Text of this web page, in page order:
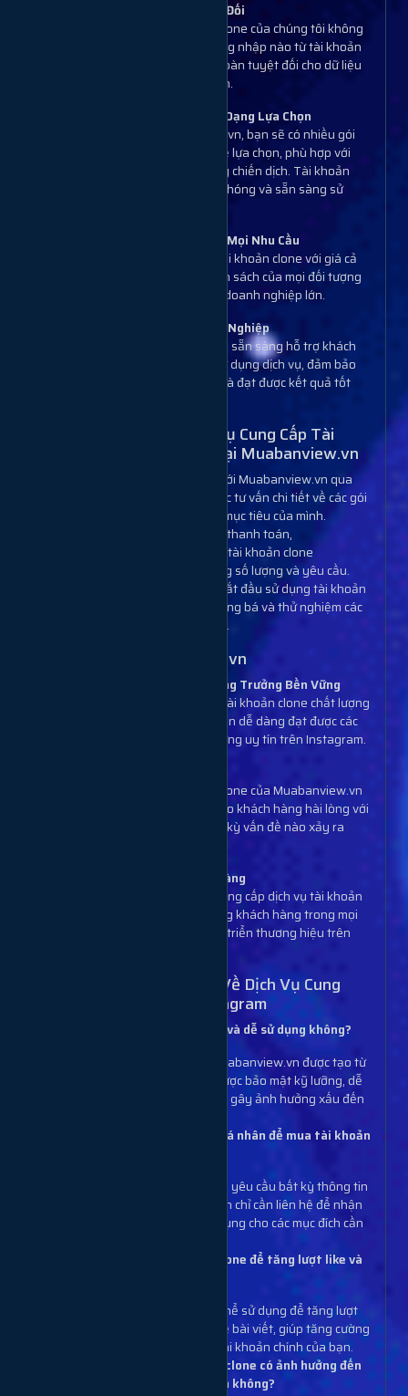
An Toàn Và Bảo Mật Tuyệt Đối
Dịch vụ cung cấp tài khoản clone của chúng tôi không
yêu cầu bất kỳ thông tin đăng nhập nào từ tài khoản
chính của bạn, đảm bảo an toàn tuyệt đối cho dữ liệu
cá nhân và tài khoản của bạn.
Hiệu Quả Nhanh Chóng, Đa Dạng Lựa Chọn
Với dịch vụ của Muabanview.vn, bạn sẽ có nhiều gói
tài khoản clone Instagram để lựa chọn, phù hợp với
nhu cầu và mục tiêu của từng chiến dịch. Tài khoản
clone được cung cấp nhanh chóng và sẵn sàng sử
Giá Cả Hợp Lý, Phù Hợp Với Mọi Nhu Cầu
Chúng tôi cung cấp các gói tài khoản clone với giá cả
cạnh tranh, phù hợp với ngân sách của mọi đối tượng
khách hàng, từ cá nhân đến doanh nghiệp lớn.
Hỗ Trợ Tận Tình Và Chuyên Nghiệp
Đội ngũ Muabanview.vn luôn sẵn sàng hỗ trợ khách
hàng trong suốt quá trình sử dụng dịch vụ, đảm bảo
bạn có trải nghiệm hài lòng và đạt được kết quả tốt
Quy Trình Sử Dụng Dịch Vụ Cung Cấp Tài
Khoản Clone Instagram Tại Muabanview.vn
: Khách hàng liên hệ với Muabanview.vn qua
website hoặc hotline để được tư vấn chi tiết về các gói
tài khoản clone phù hợp với mục tiêu của mình.
: Sau khi xác nhận và thanh toán,
Muabanview.vn sẽ cung cấp tài khoản clone
Instagram cho bạn theo đúng số lượng và yêu cầu.
: Khách hàng có thể bắt đầu sử dụng tài khoản
clone để tăng tương tác, quảng bá và thử nghiệm các
chiến lược nội dung của mình.
Cam Kết Từ Muabanview.vn
Hiệu Quả Nhanh Chóng, Tăng Trưởng Bền Vững
Chúng tôi cam kết cung cấp tài khoản clone chất lượng
từ các tài khoản thật, giúp bạn dễ dàng đạt được các
mục tiêu tương tác và xây dựng uy tín trên Instagram.
Dịch vụ cung cấp tài khoản clone của Muabanview.vn
có bảo hành rõ ràng, đảm bảo khách hàng hài lòng với
kết quả và hỗ trợ nếu có bất kỳ vấn đề nào xảy ra
Đảm Bảo Hài Lòng Khách Hàng
Muabanview.vn không chỉ cung cấp dịch vụ tài khoản
clone mà còn đồng hành cùng khách hàng trong mọi
chiến dịch quảng bá và phát triển thương hiệu trên
Các Câu Hỏi Thường Gặp Về Dịch Vụ Cung
Cấp Tài Khoản Clone Instagram
Tài khoản clone có an toàn và dễ sử dụng không?
Tài khoản clone của Muabanview.vn được tạo từ
các tài khoản thật và được bảo mật kỹ lưỡng, dễ
dàng sử dụng và không gây ảnh hưởng xấu đến
Có cần cung cấp thông tin cá nhân để mua tài khoản
Không, chúng tôi không yêu cầu bất kỳ thông tin
cá nhân nào từ bạn. Bạn chỉ cần liên hệ để nhận
tài khoản clone và sử dụng cho các mục đích cần
Có thể sử dụng tài khoản clone để tăng lượt like và
Có, tài khoản clone có thể sử dụng để tăng lượt
like, bình luận và chia sẻ bài viết, giúp tăng cường
mức độ tương tác cho tài khoản chính của bạn.
Dịch vụ cung cấp tài khoản clone có ảnh hưởng đến
an toàn của tài khoản chính không?